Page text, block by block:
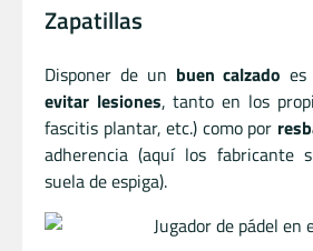
Zapatillas
Disponer de un buen calzado
evitar lesiones, tanto en los
fascitis plantar, etc.) como por
adherencia (aquí los fabricante
suela de espiga).